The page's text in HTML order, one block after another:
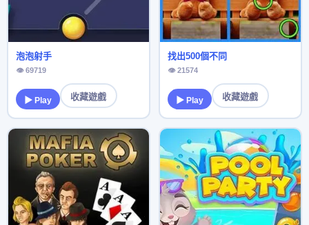
泡泡射手
👁 69719
▶ Play 收藏遊戲
找出500個不同
👁 21574
▶ Play 收藏遊戲